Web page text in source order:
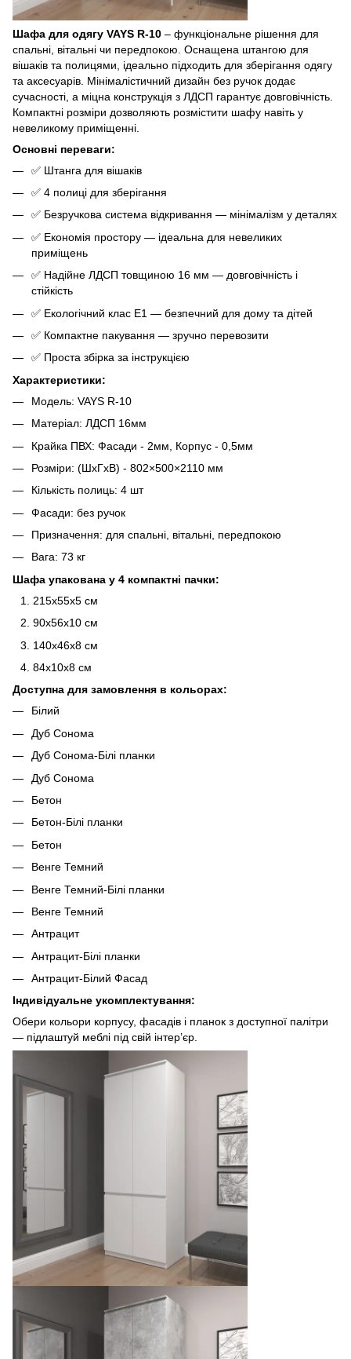
Шафа для одягу VAYS R-10 – функціональне рішення для
спальні, вітальні чи передпокою. Оснащена штангою для
вішаків та полицями, ідеально підходить для зберігання одягу
та аксесуарів. Мінімалістичний дизайн без ручок додає
сучасності, а міцна конструкція з ЛДСП гарантує довговічність.
Компактні розміри дозволяють розмістити шафу навіть у
невеликому приміщенні.
Основні переваги:
✅ Штанга для вішаків
✅ 4 полиці для зберігання
✅ Безручкова система відкривання — мінімалізм у деталях
✅ Економія простору — ідеальна для невеликих
приміщень
✅ Надійне ЛДСП товщиною 16 мм — довговічність і
стійкість
✅ Екологічний клас Е1 — безпечний для дому та дітей
✅ Компактне пакування — зручно перевозити
✅ Проста збірка за інструкцією
Характеристики:
Модель: VAYS R-10
Матеріал: ЛДСП 16мм
Крайка ПВХ: Фасади - 2мм, Корпус - 0,5мм
Розміри: (ШхГхВ) - 802×500×2110 мм
Кількість полиць: 4 шт
Фасади: без ручок
Призначення: для спальні, вітальні, передпокою
Вага: 73 кг
Шафа упакована у 4 компактні пачки:
215х55х5 см
90х56х10 см
140х46х8 см
84х10х8 см
Доступна для замовлення в кольорах:
Білий
Дуб Сонома
Дуб Сонома-Білі планки
Дуб Сонома
Бетон
Бетон-Білі планки
Бетон
Венге Темний
Венге Темний-Білі планки
Венге Темний
Антрацит
Антрацит-Білі планки
Антрацит-Білий Фасад
Індивідуальне укомплектування:
Обери кольори корпусу, фасадів і планок з доступної палітри
— підлаштуй меблі під свій інтер’єр.